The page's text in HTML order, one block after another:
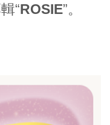
“ROSIE”。